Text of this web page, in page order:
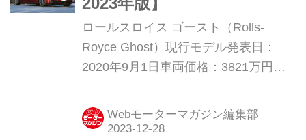
ロールスロイス ゴースト（Rolls-
Royce Ghost）現行モデル発表日：
2020年9月1日車両価格：3821万円〜
Webモーターマガジン編集部